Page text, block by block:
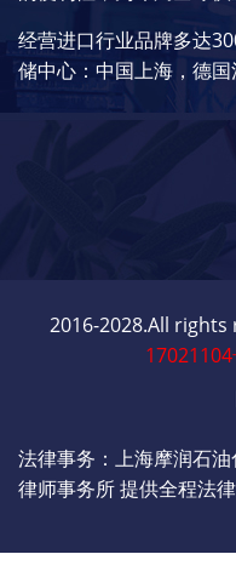
经营进口行业品牌多达
储中心：中国上海，德国
2016-2028.All rights
法律事务：上海摩润石
律师事务所 提供全程法